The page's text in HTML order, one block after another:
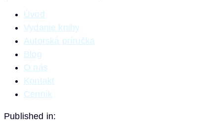
Úvod
Vydanie knihy
Autorská príručka
Blog
O nás
Kontakt
Cenník
Published in: